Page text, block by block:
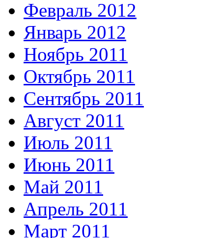
Февраль 2012
Январь 2012
Ноябрь 2011
Октябрь 2011
Сентябрь 2011
Август 2011
Июль 2011
Июнь 2011
Май 2011
Апрель 2011
Март 2011